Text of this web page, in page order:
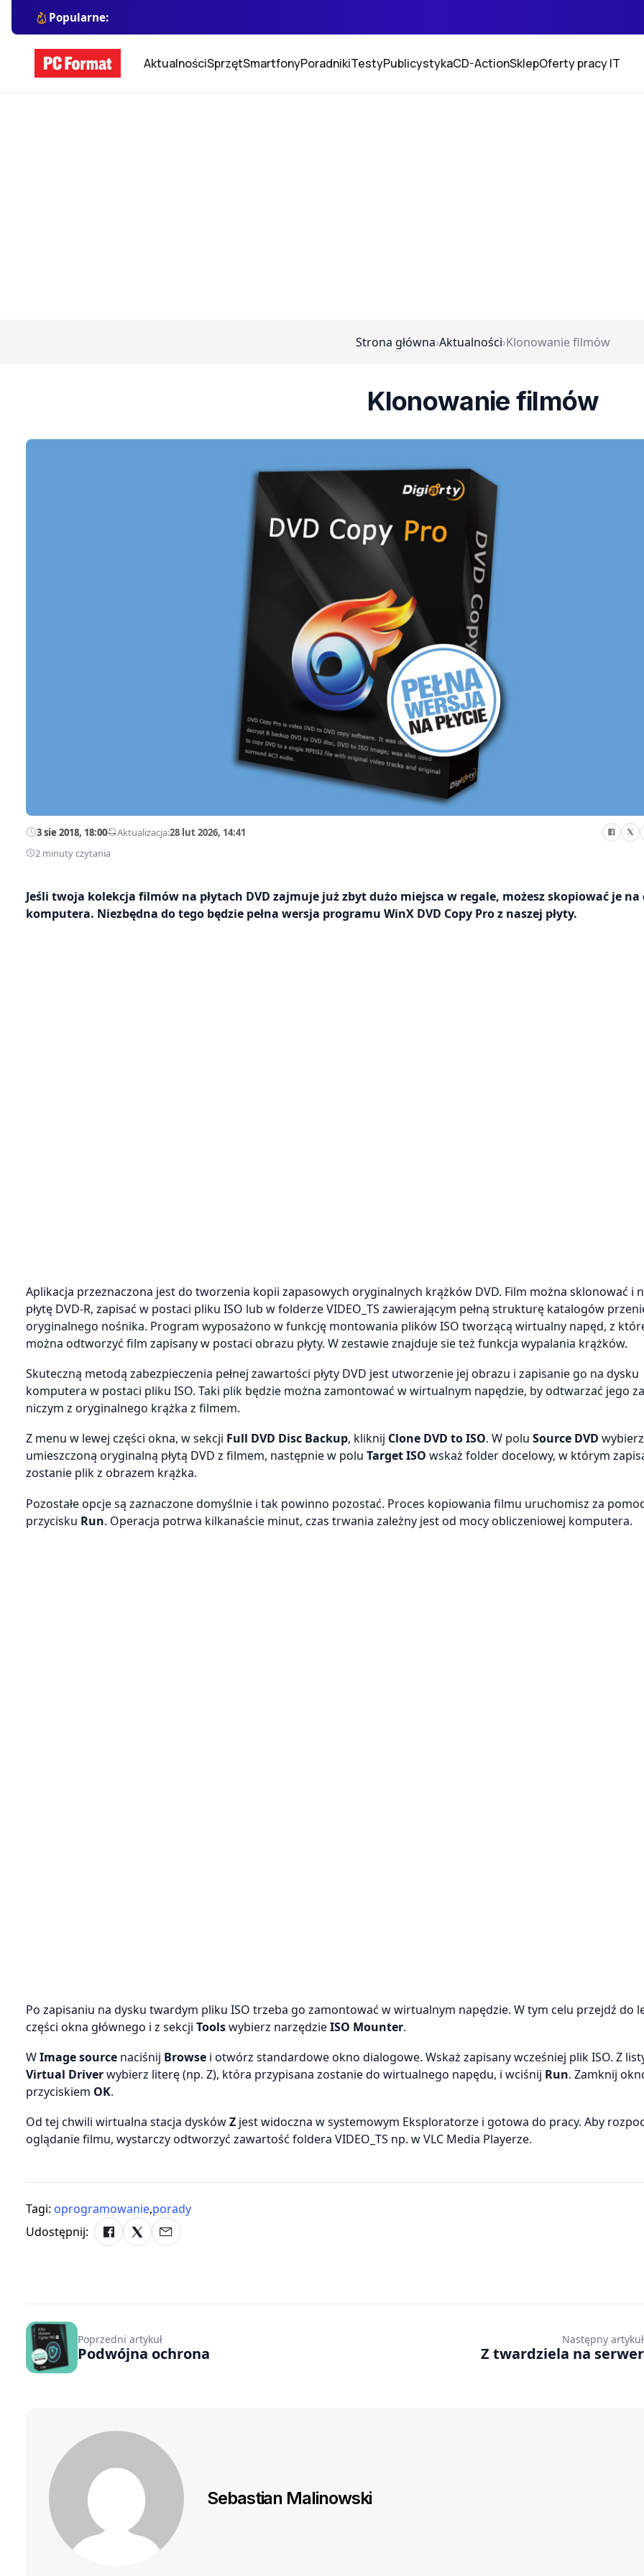
Popularne:
AktualnościSprzętSmartfonyPoradnikiTestyPublicystykaCD-ActionSklepOferty pracy IT
Strona główna›Aktualności›Klonowanie filmów
Klonowanie filmów
3 sie 2018, 18:00—Aktualizacja:28 lut 2026, 14:41
2 minuty czytania
Jeśli twoja kolekcja filmów na płytach DVD zajmuje już zbyt dużo miejsca w regale, możesz skopiować je na
komputera. Niezbędna do tego będzie pełna wersja programu WinX DVD Copy Pro z naszej płyty.
Aplikacja przeznaczona jest do tworzenia kopii zapasowych oryginalnych krążków DVD. Film można sklonować i
płytę DVD‑R, zapisać w postaci pliku ISO lub w folderze VIDEO_TS zawierającym pełną strukturę katalogów
oryginalnego nośnika. Program wyposażono w funkcję montowania plików ISO tworzącą wirtualny napęd, z
można odtworzyć film zapisany w postaci obrazu płyty. W zestawie znajduje sie też funkcja wypalania krążków.
Skuteczną metodą zabezpieczenia pełnej zawartości płyty DVD jest utworzenie jej obrazu i zapisanie go na dysku
komputera w postaci pliku ISO. Taki plik będzie można zamontować w wirtualnym napędzie, by odtwarzać jego
niczym z oryginalnego krążka z filmem.
Z menu w lewej części okna, w sekcji Full DVD Disc Backup, kliknij Clone DVD to ISO. W polu Source DVD
umieszczoną oryginalną płytą DVD z filmem, następnie w polu Target ISO wskaż folder docelowy, w którym
zostanie plik z obrazem krążka.
Pozostałe opcje są zaznaczone domyślnie i tak powinno pozostać. Proces kopiowania filmu uruchomisz za
przycisku Run. Operacja potrwa kilkanaście minut, czas trwania zależny jest od mocy obliczeniowej komputera.
Po zapisaniu na dysku twardym pliku ISO trzeba go zamontować w wirtualnym napędzie. W tym celu przejdź do
części okna głównego i z sekcji Toolswybierz narzędzieISO Mounter.
WImage source naciśnij Browse i otwórz standardowe okno dialogowe. Wskaż zapisany wcześniej plik ISO. Z
Virtual Driverwybierz literę (np. Z), która przypisana zostanie do wirtualnego napędu, i wciśnij Run. Zamknij
przyciskiem OK.
Od tej chwili wirtualna stacja dyskówZ jest widoczna w systemowym Eksploratorze i gotowa do pracy. Aby
oglądanie filmu, wystarczy odtworzyć zawartość foldera VIDEO_TS np. w VLC Media Playerze.
Tagi: oprogramowanie,porady
Udostępnij:
Poprzedni artykuł
Podwójna ochrona
Następny artykuł
Z twardziela na serwer
Sebastian Malinowski